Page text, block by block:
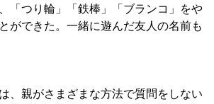
「つり輪」「鉄棒」「ブランコ」をや
ができた。一緒に遊んだ友人の名前も
、親がさまざまな方法で質問をしない